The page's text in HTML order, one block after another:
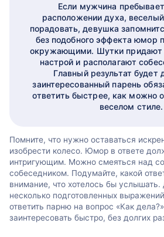
Если мужчина
расположении духа,
порадовать, девушка
без подобного эффекта юмор
окружающими. Шутки придают
настрой и располагают
Главный результат будет
заинтересованный парень
ответить быстрее, как можно
веселом стиле.
Помните, что нужно оставаться
изобрести колесо. Юмор в ответе
интригующим. Можно смеяться над
собеседником. Подумайте, какой
внимание, что хотелось бы услышать.
несколько подготовленных
ответить парню на вопрос «Как
заинтересовать быстро, без долгих